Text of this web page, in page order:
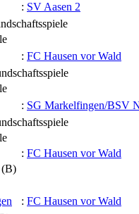
: SV Aasen 2
: FC Hausen vor Wald
: SG Markelfingen/​BSV
: FC Hausen vor Wald
(B)
: FC Hausen vor Wald